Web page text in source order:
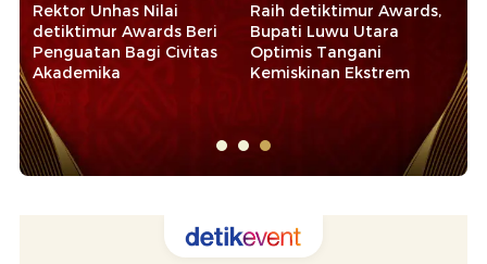
Rektor Unhas Nilai
detiktimur Awards Beri
Penguatan Bagi Civitas
Akademika
Raih detiktimur Awards,
Bupati Luwu Utara
Optimis Tangani
Kemiskinan Ekstrem